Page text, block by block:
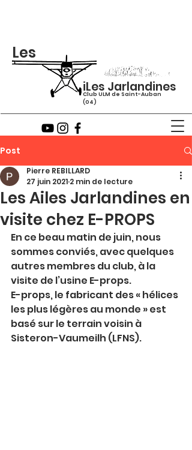
iLes Jarlandines
Les
Club ULM de Saint-Auban
(04)
Post
Les Ailes Jarlandines en
visite chez E-PROPS
Pierre REBILLARD
27 juin 2021 2 min de lecture
En ce beau matin de juin, nous
sommes conviés, avec quelques
autres membres du club, à la
visite de l’usine E-props.
E-props, le fabricant des « hélices
les plus légères au monde » est
basé sur le terrain voisin à
Sisteron-Vaumeilh (LFNS).